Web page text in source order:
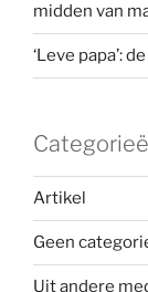
midden van
‘Leve papa’:
Artikel
Geen
Uit andere